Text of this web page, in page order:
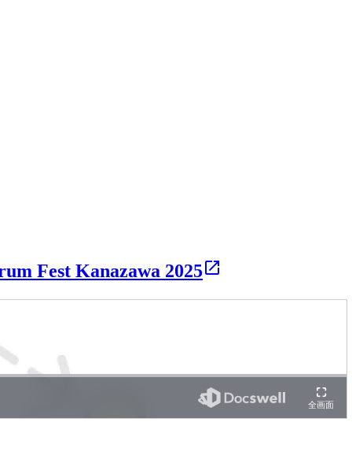
Fest Kanazawa 2025